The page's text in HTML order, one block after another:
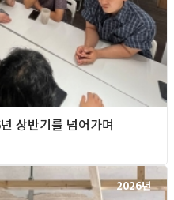
상반기를 넘어가며
2026년